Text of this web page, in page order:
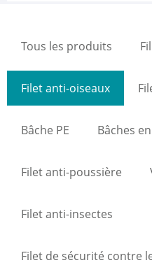
Tous les produits
Filet anti-oiseaux
Bâche PE Bâches
Filet anti-poussière
Filet anti-insectes
Filet de sécurité contre